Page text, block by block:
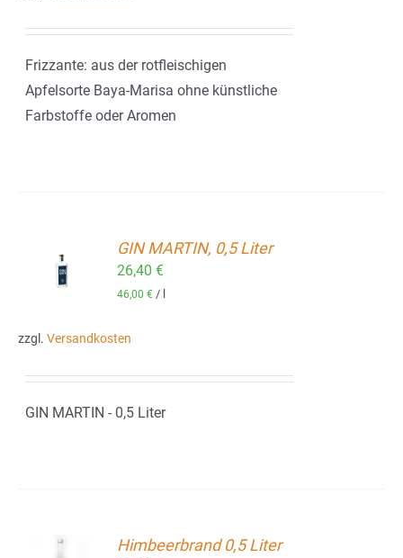
Frizzante: aus der rotfleischigen
Apfelsorte Baya-Marisa ohne künstliche
Farbstoffe oder Aromen
GIN MARTIN, 0,5 Liter
26,40€
46,00€ /
zzgl. Versandkosten
GIN MARTIN - 0,5 Liter
Himbeerbrand 0,5 Liter